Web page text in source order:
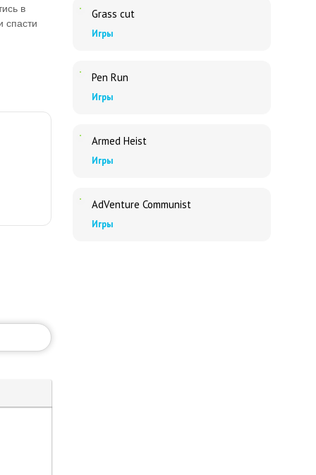
в
спасти
Grass cut
Игры
Pen Run
Игры
Armed Heist
Игры
AdVenture Communist
Игры